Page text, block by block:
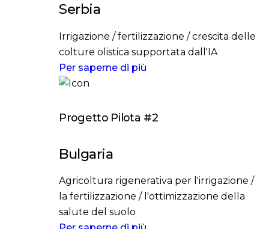
Serbia
Irrigazione / fertilizzazione / crescita delle
colture olistica supportata dall'IA
Per saperne di più
Progetto Pilota #2
Bulgaria
Agricoltura rigenerativa per l'irrigazione /
la fertilizzazione / l'ottimizzazione della
salute del suolo